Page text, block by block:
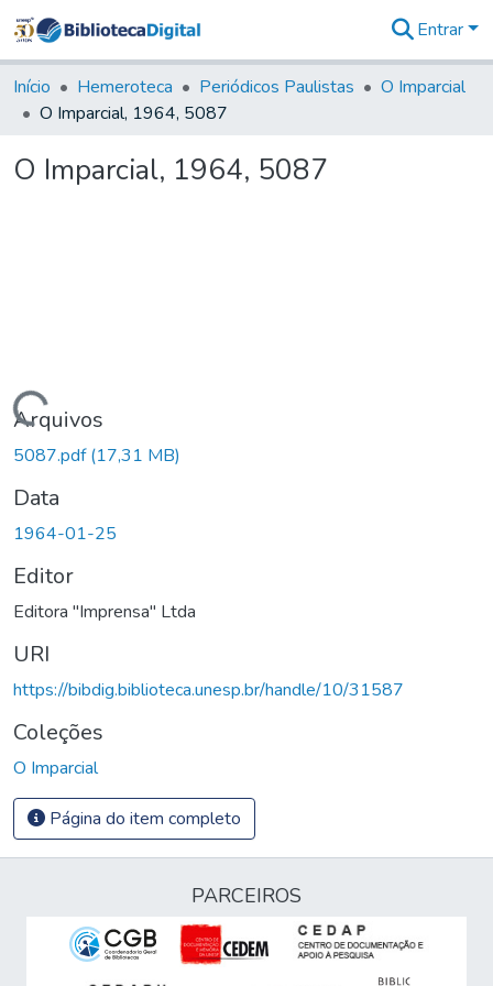
&
Coleções
Tudo na
Digital
Entrar
Início Hemeroteca Periódicos Paulistas
O Imparcial
O Imparcial, 1964, 5087
O Imparcial, 1964, 5087
Carregando...
Arquivos
5087.pdf(17,31 MB)
Data
1964-01-25
Editor
Editora "Imprensa" Ltda
URI
https://bibdig.biblioteca.unesp.br/handle/10/31587
Coleções
O Imparcial
Página do item completo
PARCEIROS